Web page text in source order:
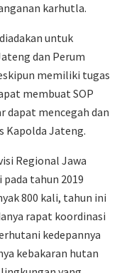
karhutla.
untuk
dan Perum
memiliki tugas
membuat SOP
dapat mencegah dan
Kapolda Jateng.
Regional Jawa
tahun 2019
800 kali, tahun ini
rapat koordinasi
kedepannya
kebakaran hutan